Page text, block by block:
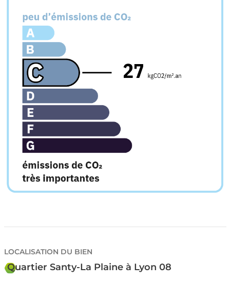
LOCALISATION DU BIEN
Quartier Santy-La Plaine à Lyon 08